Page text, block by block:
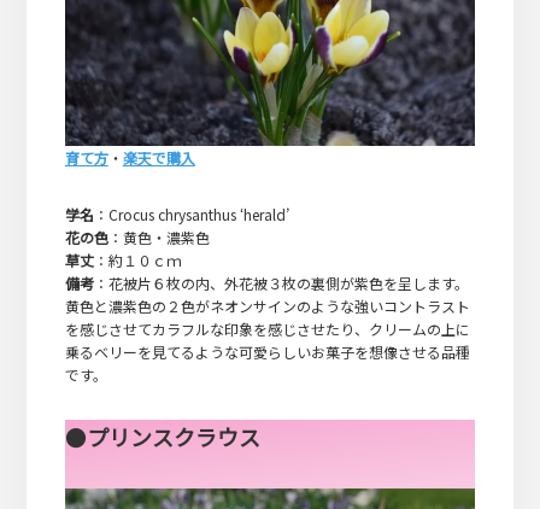
育て方・ 楽天で購入
学名 ：Crocus chrysanthus ‘herald’
花の色：黄色・濃紫色
草丈：約１０ｃｍ
備考：花被片６枚の内、外花被３枚の裏側が紫色を呈します。
黄色と濃紫色の２色がネオンサインのような強いコントラスト
を感じさせてカラフルな印象を感じさせたり、クリームの上に
乗るベリーを見てるような可愛らしいお菓子を想像させる品種
です。
●プリンスクラウス